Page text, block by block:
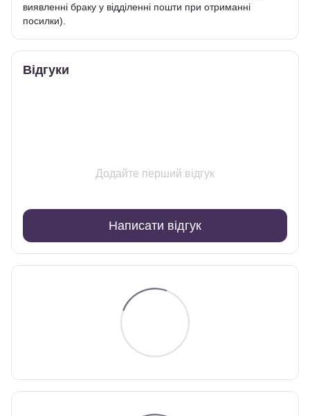
виявленні браку у відділенні пошти при отриманні
посилки).
Відгуки
Додайте перший відгук
Написати відгук